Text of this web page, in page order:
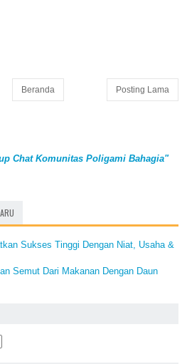
Posting Lama
Beranda
Chat Komunitas Poligami Bahagia"
Sukses Tinggi Dengan Niat, Usaha &
Semut Dari Makanan Dengan Daun